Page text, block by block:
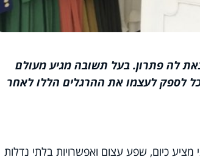
לה פתרון. בעל תשובה מגיע מעולם
לספק לעצמו את ההרגלים הללו לאחר
כיום, שפע עצום ואפשרויות בלתי נדלות